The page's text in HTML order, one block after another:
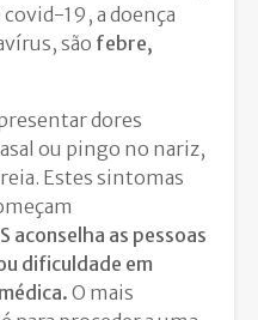
19, a doença
são febre,
dores
ou pingo no nariz,
Estes sintomas
aconselha as pessoas
dificuldade em
O mais